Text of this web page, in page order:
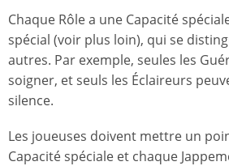
Chaque Rôle a une Capacité
spécial (voir plus loin), qui se
autres. Par exemple, seules les
soigner, et seuls les Éclaireurs
silence.
Les joueuses doivent mettre un
Capacité spéciale et chaque